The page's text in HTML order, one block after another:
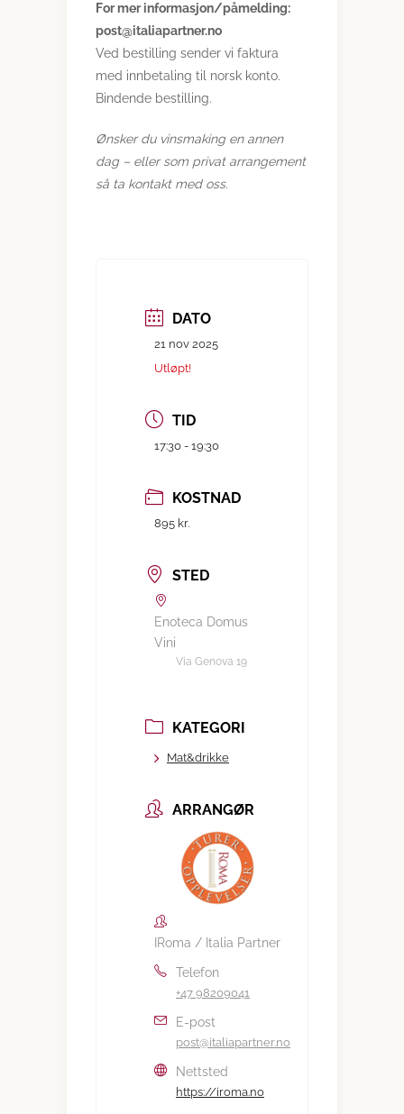
For mer informasjon/påmelding:
post@italiapartner.no
Ved bestilling sender vi faktura
med innbetaling til norsk konto.
Bindende bestilling.
Ønsker du vinsmaking en annen
dag – eller som privat arrangement
så ta kontakt med oss.
DATO
21 nov 2025
Utløpt!
TID
17:30 - 19:30
KOSTNAD
895 kr.
STED
Enoteca Domus
Vini
Via Genova 19
KATEGORI
Mat&drikke
ARRANGØR
IRoma / Italia Partner
Telefon
+47 98209041
E-post
post@italiapartner.no
Nettsted
https://iroma.no